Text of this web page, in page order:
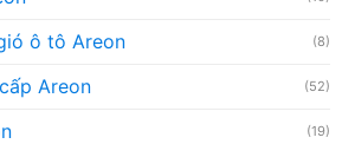
ô tô Areon (8)
Areon (52)
(19)